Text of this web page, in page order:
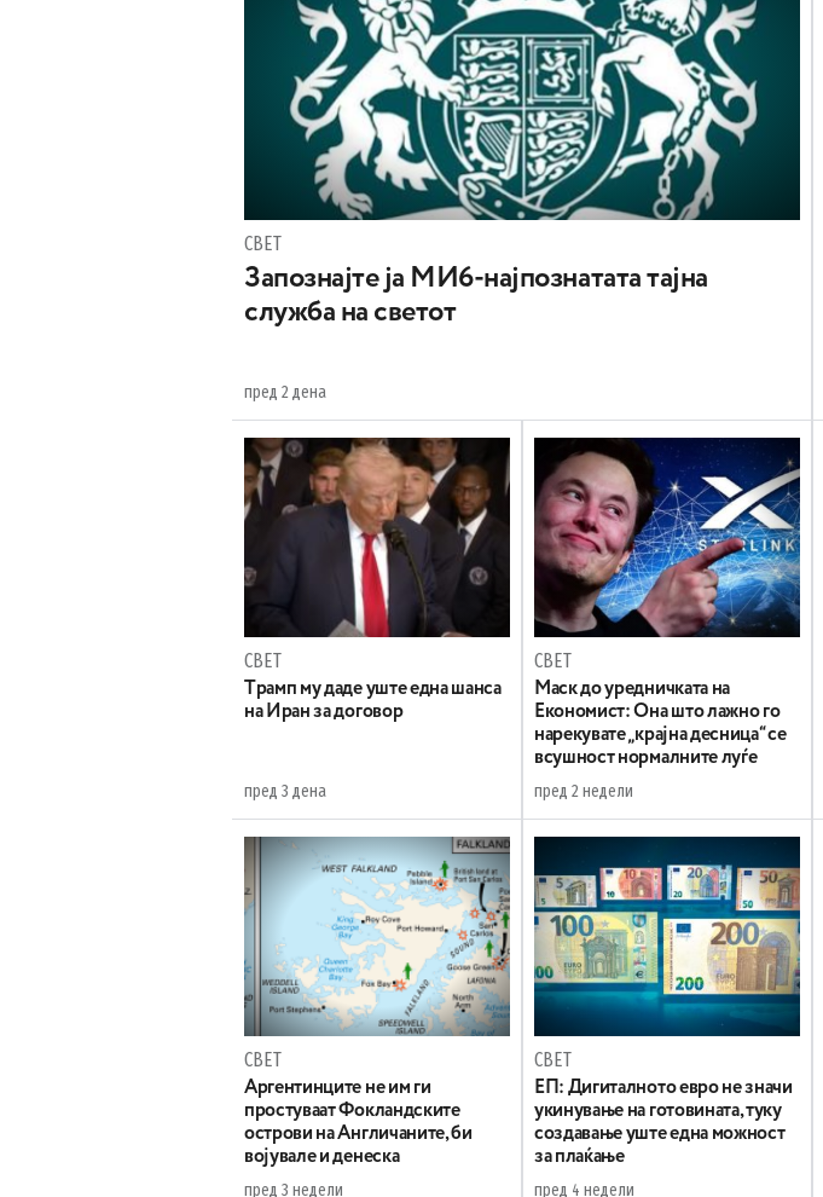
СВЕТ
Запознајте ја МИ6-најпознатата тајна
служба на светот
пред 2 дена
СВЕТ
Tрамп му даде уште една шанса
на Иран за договор
пред 3 дена
СВЕТ
Маск до уредничката на
Економист: Она што лажно го
нарекувате „крајна десница“ се
всушност нормалните луѓе
пред 2 недели
СВЕТ
Аргентинците не им ги
простуваат Фокландските
острови на Англичаните, би
војувале и денеска
пред 3 недели
СВЕТ
ЕП: Дигиталното евро не значи
укинување на готовината, туку
создавање уште една можност
за плаќање
пред 4 недели